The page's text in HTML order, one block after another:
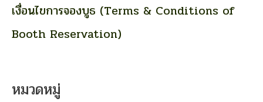
เงื่อนไขการจองบูธ (Terms & Conditions of
Booth Reservation)
หมวดหมู่